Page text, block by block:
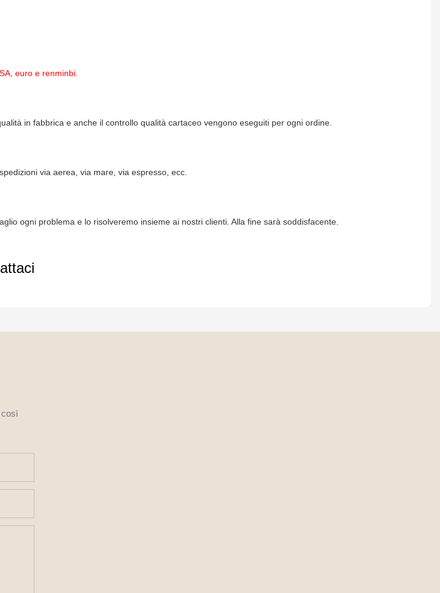
euro e renminbi.
in fabbrica e anche il controllo qualità cartaceo vengono eseguiti per ogni ordine.
via aerea, via mare, via espresso, ecc.
ogni problema e lo risolveremo insieme ai nostri clienti. Alla fine sarà soddisfacente.
così